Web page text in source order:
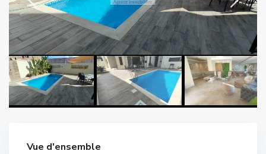
Vue d'ensemble